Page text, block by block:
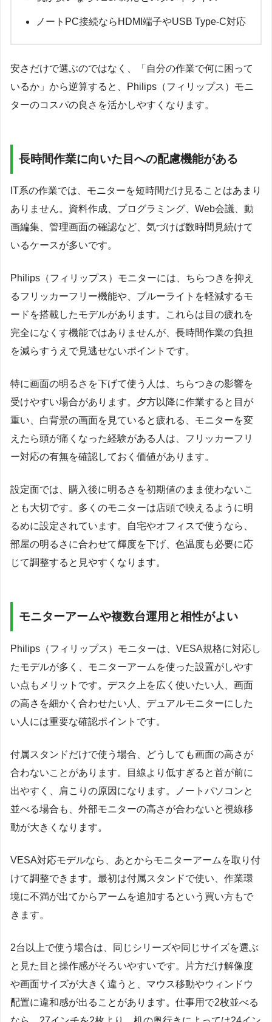
ノートPC接続ならHDMI端子やUSB Type-C対応
安さだけで選ぶのではなく、「自分の作業で何に困って
いるか」から逆算すると、Philips（フィリップス）モニ
ターのコスパの良さを活かしやすくなります。
長時間作業に向いた目への配慮機能がある
IT系の作業では、モニターを短時間だけ見ることはあまり
ありません。資料作成、プログラミング、Web会議、動
画編集、管理画面の確認など、気づけば数時間見続けて
いるケースが多いです。
Philips（フィリップス）モニターには、ちらつきを抑え
るフリッカーフリー機能や、ブルーライトを軽減するモ
ードを搭載したモデルがあります。これらは目の疲れを
完全になくす機能ではありませんが、長時間作業の負担
を減らすうえで見逃せないポイントです。
特に画面の明るさを下げて使う人は、ちらつきの影響を
受けやすい場合があります。夕方以降に作業すると目が
重い、白背景の画面を見ていると疲れる、モニターを変
えたら頭が痛くなった経験がある人は、フリッカーフリ
ー対応の有無を確認しておく価値があります。
設定面では、購入後に明るさを初期値のまま使わないこ
とも大切です。多くのモニターは店頭で映えるように明
るめに設定されています。自宅やオフィスで使うなら、
部屋の明るさに合わせて輝度を下げ、色温度も必要に応
じて調整すると見やすくなります。
モニターアームや複数台運用と相性がよい
Philips（フィリップス）モニターは、VESA規格に対応し
たモデルが多く、モニターアームを使った設置がしやす
い点もメリットです。デスク上を広く使いたい人、画面
の高さを細かく合わせたい人、デュアルモニターにした
い人には重要な確認ポイントです。
付属スタンドだけで使う場合、どうしても画面の高さが
合わないことがあります。目線より低すぎると首が前に
出やすく、肩こりの原因になります。ノートパソコンと
並べる場合も、外部モニターの高さが合わないと視線移
動が大きくなります。
VESA対応モデルなら、あとからモニターアームを取り付
けて調整できます。最初は付属スタンドで使い、作業環
境に不満が出てからアームを追加するという買い方もで
きます。
2台以上で使う場合は、同じシリーズや同じサイズを選ぶ
と見た目と操作感がそろいやすいです。片方だけ解像度
や画面サイズが大きく違うと、マウス移動やウィンドウ
配置に違和感が出ることがあります。仕事用で2枚並べる